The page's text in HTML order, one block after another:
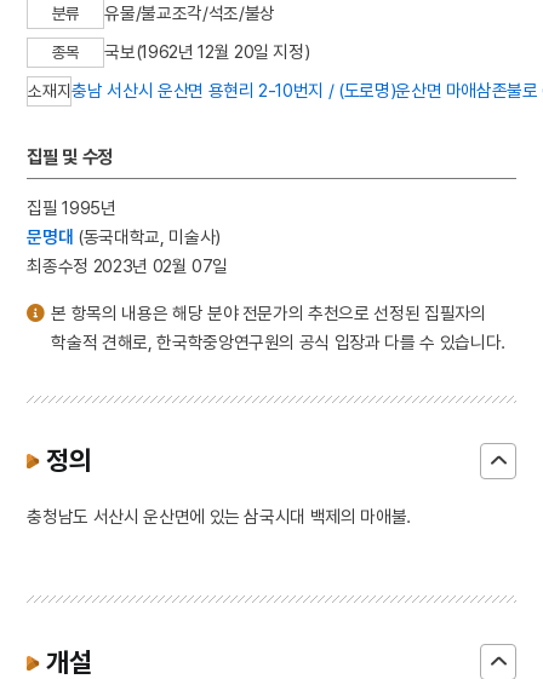
분류 유물/불교조각/석조/불상
종목 국보(1962년 12월 20일 지정)
소재지 충남 서산시 운산면 용현리 2-10번지 / (도로명)운산면 마애삼존불
집필 및 수정
집필 1995년
문명대 (동국대학교, 미술사)
최종수정 2023년 02월 07일
본 항목의 내용은 해당 분야 전문가의 추천으로 선정된 집필자의
학술적 견해로, 한국학중앙연구원의 공식 입장과 다를 수 있습니다.
정의
충청남도 서산시 운산면에 있는 삼국시대 백제의 마애불.
개설